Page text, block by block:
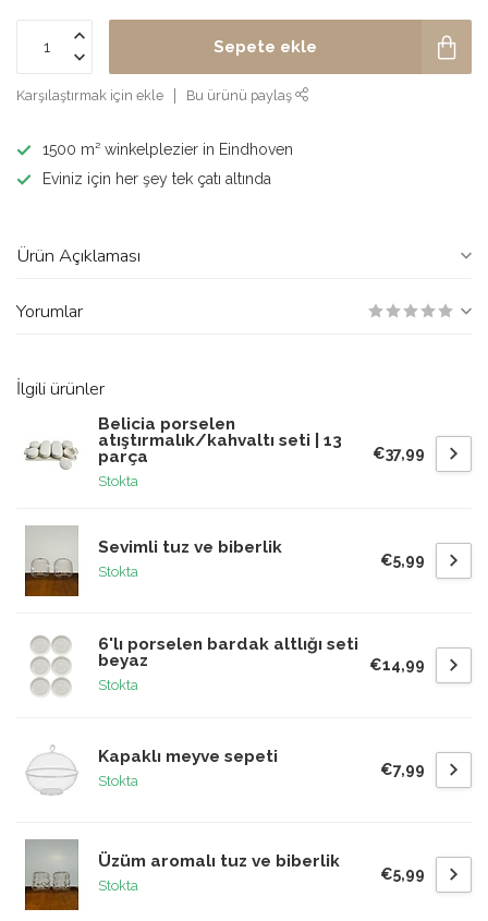
Sepete ekle
Karşılaştırmak için ekle Bu ürünü paylaş
1500 m² winkelplezier in Eindhoven
Eviniz için her şey tek çatı altında
Ürün Açıklaması
Yorumlar
İlgili ürünler
Belicia porselen
atıştırmalık/kahvaltı seti | 13
parça
Stokta
€37,99
Sevimli tuz ve biberlik
Stokta
€5,99
6'lı porselen bardak altlığı seti
beyaz
Stokta
€14,99
Kapaklı meyve sepeti
Stokta
€7,99
Üzüm aromalı tuz ve biberlik
Stokta
€5,99